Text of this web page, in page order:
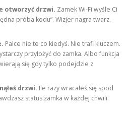
otworzyć drzwi. Zamek Wi-Fi wyśle Ci
próba kodu”. Wizjer nagra twarz.
Palce nie te co kiedyś. Nie trafi kluczem.
przyłożyć do zamka. Albo funkcja
się gdy tylko podejdzie z
drzwi. Ile razy wracałeś się spod
status zamka w każdej chwili.